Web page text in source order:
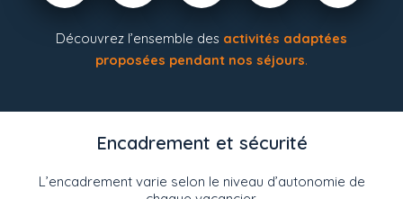
Découvrez l’ensemble des activités adaptées
proposées pendant nos séjours.
Encadrement et sécurité
L’encadrement varie selon le niveau d’autonomie de